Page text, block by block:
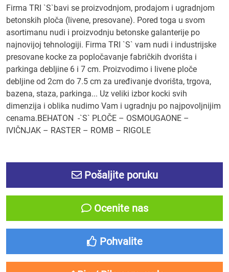
Firma TRI `S`bavi se proizvodnjom, prodajom i ugradnjom
betonskih ploča (livene, presovane). Pored toga u svom
asortimanu nudi i proizvodnju betonske galanterije po
najnovijoj tehnologiji. Firma TRI `S` vam nudi i industrijske
presovane kocke za popločavanje fabričkih dvorišta i
parkinga debljine 6 i 7 cm. Proizvodimo i livene ploče
debljine od 2cm do 7.5 cm za uređivanje dvorišta, trgova,
bazena, staza, parkinga... Uz veliki izbor kocki svih
dimenzija i oblika nudimo Vam i ugradnju po najpovoljnijim
cenama.BEHATON -`S` PLOČE – OSMOUGAONE –
IVIČNJAK – RASTER – ROMB – RIGOLE
Pošaljite poruku
Ocenite nas
Pohvalite